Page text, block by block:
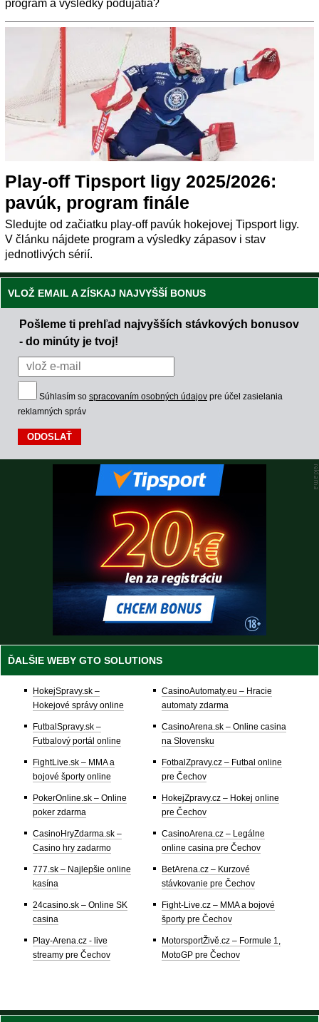
program a výsledky podujatia?
Play-off Tipsport ligy 2025/2026:
pavúk, program finále
Sledujte od začiatku play-off pavúk hokejovej Tipsport ligy.
V článku nájdete program a výsledky zápasov i stav
jednotlivých sérií.
VLOŽ EMAIL A ZÍSKAJ NAJVYŠŠÍ BONUS
Pošleme ti prehľad najvyšších stávkových bonusov
- do minúty je tvoj!
Súhlasím so spracovaním osobných údajov pre účel zasielania
reklamných správ
ĎALŠIE WEBY GTO SOLUTIONS
HokejSpravy.sk –
Hokejové správy online
FutbalSpravy.sk –
Futbalový portál online
FightLive.sk – MMA a
bojové športy online
PokerOnline.sk – Online
poker zdarma
CasinoHryZdarma.sk –
Casino hry zadarmo
777.sk – Najlepšie online
kasína
24casino.sk – Online SK
casina
Play-Arena.cz - live
streamy pre Čechov
CasinoAutomaty.eu – Hracie
automaty zdarma
CasinoArena.sk – Online casina
na Slovensku
FotbalZpravy.cz – Futbal online
pre Čechov
HokejZpravy.cz – Hokej online
pre Čechov
CasinoArena.cz – Legálne
online casina pre Čechov
BetArena.cz – Kurzové
stávkovanie pre Čechov
Fight-Live.cz – MMA a bojové
športy pre Čechov
MotorsportŽivě.cz – Formule 1,
MotoGP pre Čechov